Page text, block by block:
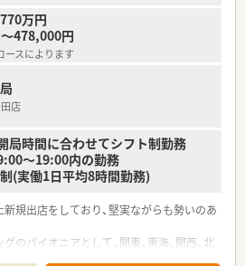
門前にある調剤専門店です。
科、透析、循環器科など
しています。
ため、処方せん送信アプリの導入済み！
や、ドライブスルーでの服薬指導も実施し
にもスムーズに就業いただけます。
対応しており、薬剤師としてのスキルが磨
万円
478,000円
ースによります
店
時間に合わせてシフト制勤務
～19:00内の勤務
(実働1日平均8時間勤務)
規出店をしており、堅実ながらも勢いのあ
のパイオニアとして、関東、東海、関西、北